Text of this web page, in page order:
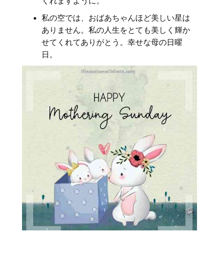
私の空では、おばあちゃんほど美しい星は
ありません。私の人生をとても美しく輝か
せてくれてありがとう。幸せな母の日曜
日。